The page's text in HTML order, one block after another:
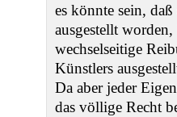
es könnte sein,
ausgestellt
wechselseitige
Künstlers
Da aber jeder
das völlige Recht